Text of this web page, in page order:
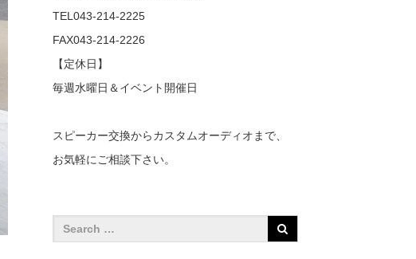
TEL043-214-2225
FAX043-214-2226
【定休日】
毎週水曜日＆イベント開催日
スピーカー交換からカスタムオーディオまで、
お気軽にご相談下さい。